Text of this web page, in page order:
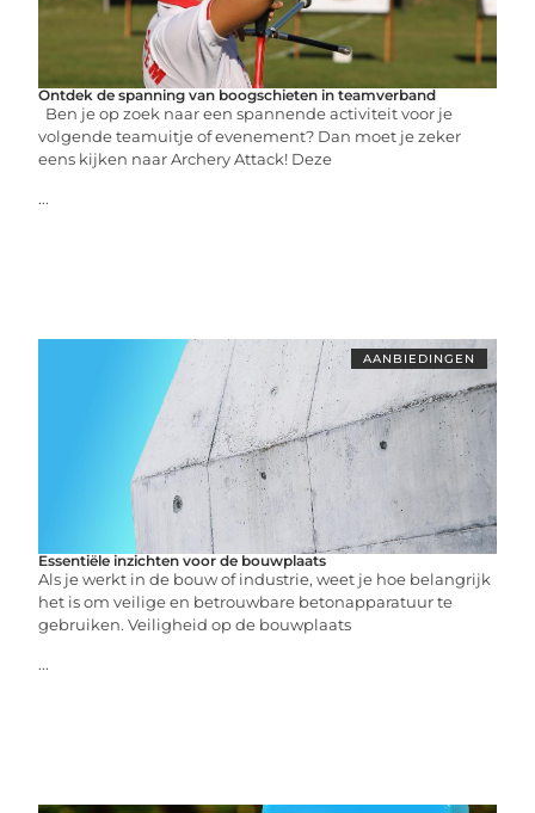
Ontdek de spanning van boogschieten in teamverband
Ben je op zoek naar een spannende activiteit voor je
volgende teamuitje of evenement? Dan moet je zeker
eens kijken naar Archery Attack! Deze
...
AANBIEDINGEN
Essentiële inzichten voor de bouwplaats
Als je werkt in de bouw of industrie, weet je hoe belangrijk
het is om veilige en betrouwbare betonapparatuur te
gebruiken. Veiligheid op de bouwplaats
...